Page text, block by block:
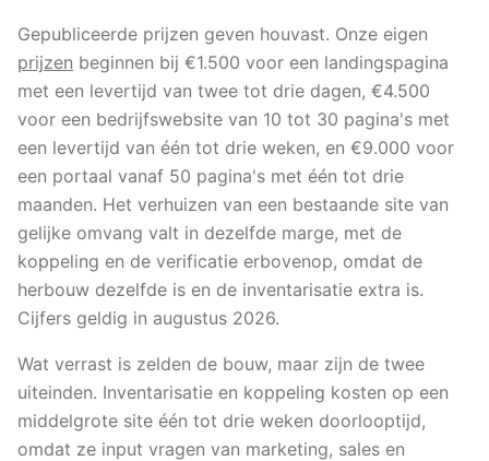
Gepubliceerde prijzen geven houvast. Onze eigen
prijzen beginnen bij €1.500 voor een landingspagina
met een levertijd van twee tot drie dagen, €4.500
voor een bedrijfswebsite van 10 tot 30 pagina's met
een levertijd van één tot drie weken, en €9.000 voor
een portaal vanaf 50 pagina's met één tot drie
maanden. Het verhuizen van een bestaande site van
gelijke omvang valt in dezelfde marge, met de
koppeling en de verificatie erbovenop, omdat de
herbouw dezelfde is en de inventarisatie extra is.
Cijfers geldig in augustus 2026.
Wat verrast is zelden de bouw, maar zijn de twee
uiteinden. Inventarisatie en koppeling kosten op een
middelgrote site één tot drie weken doorlooptijd,
omdat ze input vragen van marketing, sales en